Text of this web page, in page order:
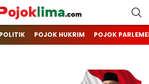
pojoklima.com
Mojokin
POJOK HUKRIM POJOK